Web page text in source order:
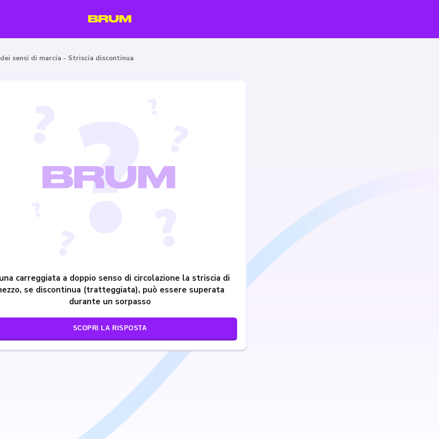
sensi di marcia - Striscia discontinua
carreggiata a doppio senso di circolazione la striscia di
se discontinua (tratteggiata), può essere superata
durante un sorpasso
SCOPRI LA RISPOSTA